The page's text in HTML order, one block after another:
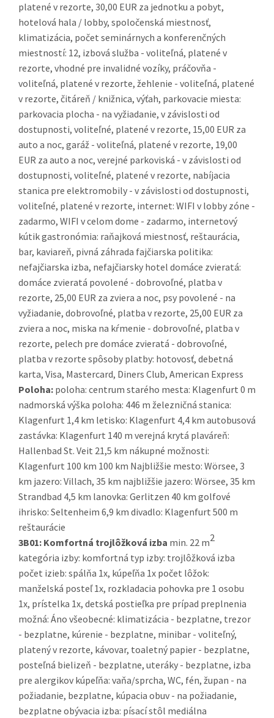
platené v rezorte, 30,00 EUR za jednotku a pobyt,
hotelová hala / lobby, spoločenská miestnosť,
klimatizácia, počet seminárnych a konferenčných
miestností: 12, izbová služba - voliteľná, platené v
rezorte, vhodné pre invalidné vozíky, práčovňa -
voliteľná, platené v rezorte, žehlenie - voliteľná, platené
v rezorte, čitáreň / knižnica, výťah, parkovacie miesta:
parkovacia plocha - na vyžiadanie, v závislosti od
dostupnosti, voliteľné, platené v rezorte, 15,00 EUR za
auto a noc, garáž - voliteľná, platené v rezorte, 19,00
EUR za auto a noc, verejné parkoviská - v závislosti od
dostupnosti, voliteľné, platené v rezorte, nabíjacia
stanica pre elektromobily - v závislosti od dostupnosti,
voliteľné, platené v rezorte, internet: WIFI v lobby zóne -
zadarmo, WIFI v celom dome - zadarmo, internetový
kútik gastronómia: raňajková miestnosť, reštaurácia,
bar, kaviareň, pivná záhrada fajčiarska politika:
nefajčiarska izba, nefajčiarsky hotel domáce zvieratá:
domáce zvieratá povolené - dobrovoľné, platba v
rezorte, 25,00 EUR za zviera a noc, psy povolené - na
vyžiadanie, dobrovoľné, platba v rezorte, 25,00 EUR za
zviera a noc, miska na kŕmenie - dobrovoľné, platba v
rezorte, pelech pre domáce zvieratá - dobrovoľné,
platba v rezorte spôsoby platby: hotovosť, debetná
karta, Visa, Mastercard, Diners Club, American Express
Poloha: poloha: centrum starého mesta: Klagenfurt 0 m
nadmorská výška poloha: 446 m železničná stanica:
Klagenfurt 1,4 km letisko: Klagenfurt 4,4 km autobusová
zastávka: Klagenfurt 140 m verejná krytá plaváreň:
Hallenbad St. Veit 21,5 km nákupné možnosti:
Klagenfurt 100 km 100 km Najbližšie mesto: Wörsee, 3
km jazero: Villach, 35 km najbližšie jazero: Wörsee, 35 km
Strandbad 4,5 km lanovka: Gerlitzen 40 km golfové
ihrisko: Seltenheim 6,9 km divadlo: Klagenfurt 500 m
reštaurácie
3B01: Komfortná trojlôžková izba min. 22 m2
kategória izby: komfortná typ izby: trojlôžková izba
počet izieb: spálňa 1x, kúpeľňa 1x počet lôžok:
manželská posteľ 1x, rozkladacia pohovka pre 1 osobu
1x, prístelka 1x, detská postieľka pre prípad preplnenia
možná: Áno všeobecné: klimatizácia - bezplatne, trezor
- bezplatne, kúrenie - bezplatne, minibar - voliteľný,
platený v rezorte, kávovar, toaletný papier - bezplatne,
posteľná bielizeň - bezplatne, uteráky - bezplatne, izba
pre alergikov kúpeľňa: vaňa/sprcha, WC, fén, župan - na
požiadanie, bezplatne, kúpacia obuv - na požiadanie,
bezplatne obývacia izba: písací stôl mediálna